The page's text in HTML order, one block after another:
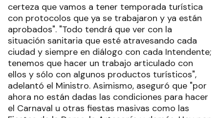
certeza que vamos a tener temporada turística
con protocolos que ya se trabajaron y ya están
aprobados". "Todo tendrá que ver con la
situación sanitaria que esté atravesando cada
ciudad y siempre en diálogo con cada Intendente;
tenemos que hacer un trabajo articulado con
ellos y sólo con algunos productos turísticos",
adelantó el Ministro. Asimismo, aseguró que "por
ahora no están dadas las condiciones para hacer
el Carnaval u otras fiestas masivas como las